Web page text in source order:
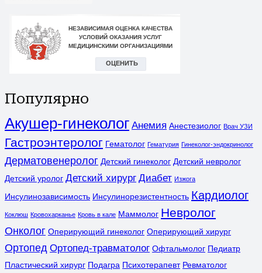
Популярно
Акушер-гинеколог Анемия Анестезиолог Врач УЗИ
Гастроэнтеролог Гематолог Гематурия Гинеколог-эндокринолог
Дерматовенеролог Детский гинеколог Детский невролог
Детский уролог Детский хирург Диабет Изжога
Инсулинозависимость Инсулинорезистентность Кардиолог
Коклюш Кровохарканье Кровь в кале Маммолог Невролог
Онколог Оперирующий гинеколог Оперирующий хирург
Ортопед Ортопед-травматолог Офтальмолог Педиатр
Пластический хирург Подагра Психотерапевт Ревматолог